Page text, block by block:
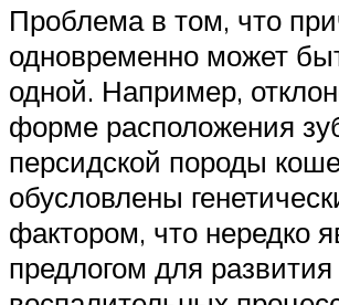
Проблема в том, что
одновременно может
одной. Например,
форме расположения
персидской породы
обусловлены
фактором, что нередко
предлогом для